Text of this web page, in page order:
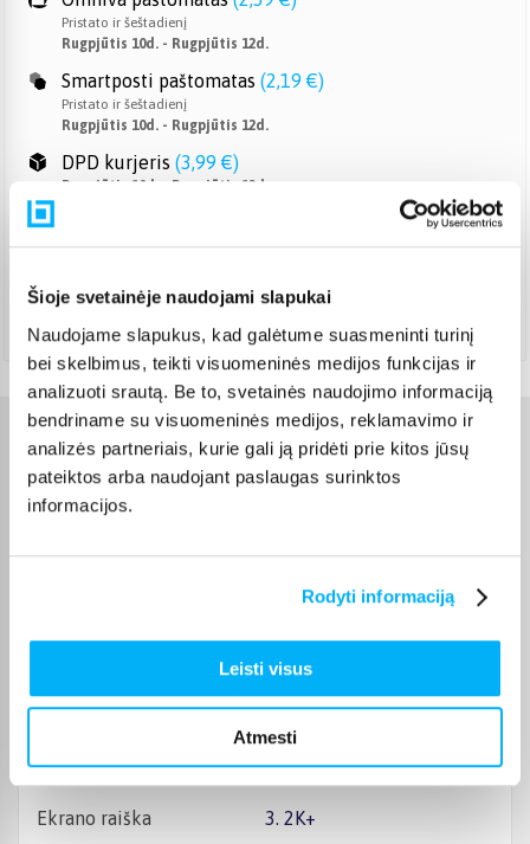
Šioje svetainėje naudojami slapukai
Naudojame slapukus, kad galėtume suasmeninti turinį
bei skelbimus, teikti visuomeninės medijos funkcijas ir
analizuoti srautą. Be to, svetainės naudojimo informaciją
bendriname su visuomeninės medijos, reklamavimo ir
analizės partneriais, kurie gali ją pridėti prie kitos jūsų
pateiktos arba naudojant paslaugas surinktos
informacijos.
Rodyti informaciją
Leisti visus
Atmesti
Pristato ir šeštadienį
Rugpjūtis 10d. - Rugpjūtis 12d.
Smartposti paštomatas (2,19 €)
Pristato ir šeštadienį
Rugpjūtis 10d. - Rugpjūtis 12d.
DPD kurjeris (3,99 €)
Rugpjūtis 10d. - Rugpjūtis 12d.
Pristato ir šeštadienį
Atsiėmimas Veiverių g. 171, Kaunas
Rugpjūtis 10d. - Rugpjūtis 12d.
Charakteristikos
Gamintojas
Serijos Asus Zenbook
Ekrano raiška 3. 2K+